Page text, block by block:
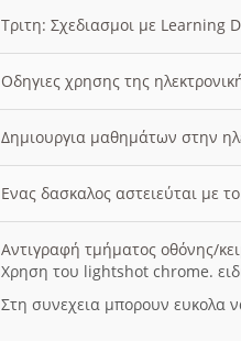
Τριτη: Σχεδιασμοι με Learning
Οδηγιες χρησης της
Δημιουργια μαθημάτων στην
Ενας δασκαλος αστειεύται με
Αντιγραφή τμήματος οθόνης/
Χρηση του lightshot chrome.
Στη συνεχεια μπορουν ευκολα